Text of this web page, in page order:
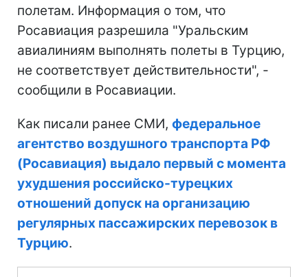
полетам. Информация о том, что
Росавиация разрешила "Уральским
авиалиниям выполнять полеты в Турцию,
не соответствует действительности", -
сообщили в Росавиации.
Как писали ранее СМИ, федеральное
агентство воздушного транспорта РФ
(Росавиация) выдало первый с момента
ухудшения российско-турецких
отношений допуск на организацию
регулярных пассажирских перевозок в
Турцию.